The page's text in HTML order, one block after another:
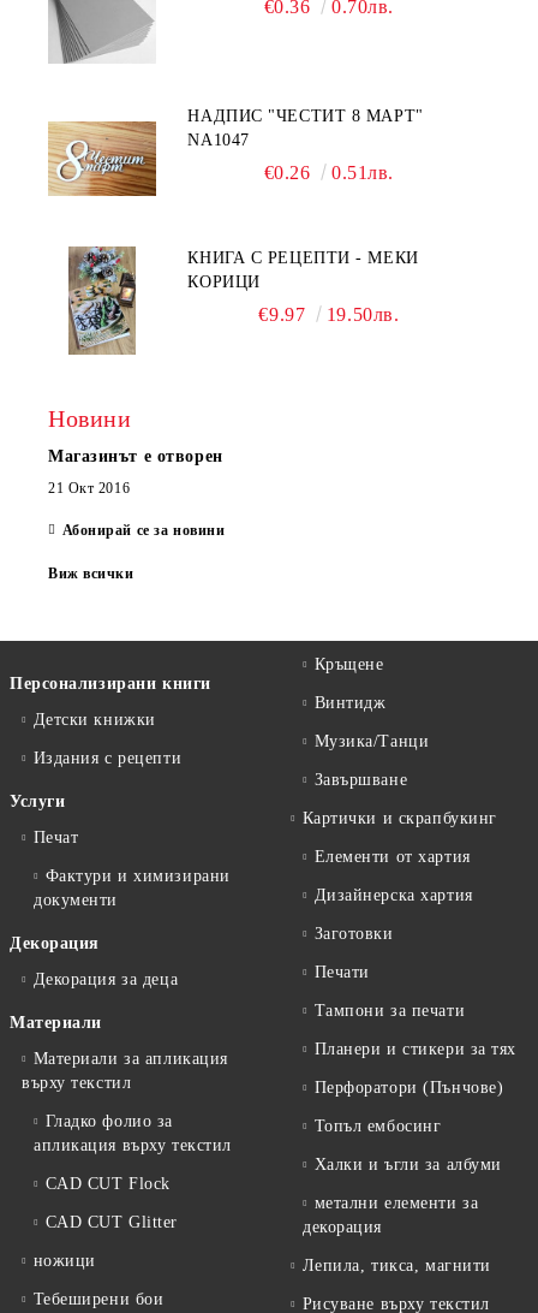
€0.36 0.70лв.
НАДПИС "ЧЕСТИТ 8 МАРТ"
NA1047
€0.26 0.51лв.
КНИГА С РЕЦЕПТИ - МЕКИ
КОРИЦИ
€9.97 19.50лв.
Новини
Магазинът е отворен
21 Окт 2016
Абонирай се за новини
Виж всички
Персонализирани книги
Детски книжки
Издания с рецепти
Услуги
Печат
Фактури и химизирани
документи
Декорация
Декорация за деца
Материали
Материали за апликация
върху текстил
Гладко фолио за
апликация върху текстил
CAD CUT Flock
CAD CUT Glitter
ножици
Тебеширени бои
Кръщене
Винтидж
Музика/Танци
Завършване
Картички и скрапбукинг
Елементи от хартия
Дизайнерска хартия
Заготовки
Печати
Тампони за печати
Планери и стикери за тях
Перфоратори (Пънчове)
Топъл ембосинг
Халки и ъгли за албуми
метални елементи за
декорация
Лепила, тикса, магнити
Рисуване върху текстил